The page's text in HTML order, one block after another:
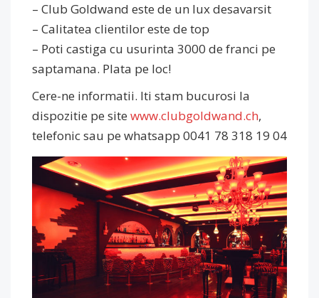
– Club Goldwand este de un lux desavarsit
– Calitatea clientilor este de top
– Poti castiga cu usurinta 3000 de franci pe
saptamana. Plata pe loc!
Cere-ne informatii. Iti stam bucurosi la
dispozitie pe site www.clubgoldwand.ch,
telefonic sau pe whatsapp 0041 78 318 19 04